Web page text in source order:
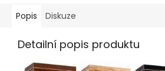
Popis Diskuze
Detailní popis produktu